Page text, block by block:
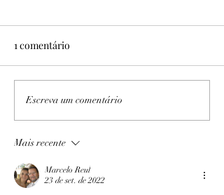
1 comentário
Escreva um comentário
Mais recente
Marcelo Reul
23 de set. de 2022